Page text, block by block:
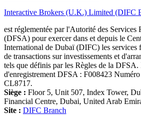
Interactive Brokers (U.K.) Limited (DIFC
est réglementée par l'Autorité des Services
(DFSA) pour exercer dans et depuis le
International de Dubaï (DIFC) les services
de transactions sur investissements et
tels que définis par les Règles de la
d'enregistrement DFSA : F008423
CL8717.
Siège : Floor 5, Unit 507, Index Tower,
Financial Centre, Dubai, United Arab
Site : DIFC Branch